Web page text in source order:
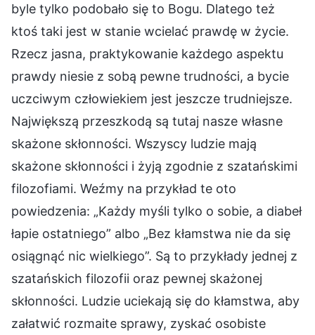
byle tylko podobało się to Bogu. Dlatego też
ktoś taki jest w stanie wcielać prawdę w życie.
Rzecz jasna, praktykowanie każdego aspektu
prawdy niesie z sobą pewne trudności, a bycie
uczciwym człowiekiem jest jeszcze trudniejsze.
Największą przeszkodą są tutaj nasze własne
skażone skłonności. Wszyscy ludzie mają
skażone skłonności i żyją zgodnie z szatańskimi
filozofiami. Weźmy na przykład te oto
powiedzenia: „Każdy myśli tylko o sobie, a diabeł
łapie ostatniego” albo „Bez kłamstwa nie da się
osiągnąć nic wielkiego”. Są to przykłady jednej z
szatańskich filozofii oraz pewnej skażonej
skłonności. Ludzie uciekają się do kłamstwa, aby
załatwić rozmaite sprawy, zyskać osobiste